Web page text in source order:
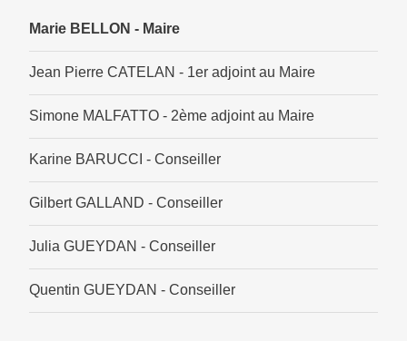
Marie BELLON - Maire
Jean Pierre CATELAN - 1er adjoint au Maire
Simone MALFATTO - 2ème adjoint au Maire
Karine BARUCCI - Conseiller
Gilbert GALLAND - Conseiller
Julia GUEYDAN - Conseiller
Quentin GUEYDAN - Conseiller